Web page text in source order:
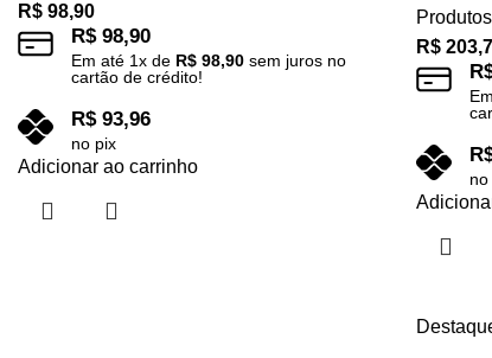
R$ 98,90
R$98,90
Em até 1x de R$ 98,90 sem juros no
cartão de crédito!
R$93,96
no pix
Adicionar ao carrinho
R$